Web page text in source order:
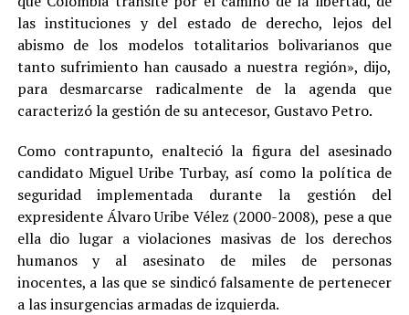
las instituciones y del estado de derecho, lejos del
abismo de los modelos totalitarios bolivarianos que
tanto sufrimiento han causado a nuestra región», dijo,
para desmarcarse radicalmente de la agenda que
caracterizó la gestión de su antecesor, Gustavo Petro.
Como contrapunto, enalteció la figura del asesinado
candidato Miguel Uribe Turbay, así como la política de
seguridad implementada durante la gestión del
expresidente Álvaro Uribe Vélez (2000-2008), pese a que
ella dio lugar a violaciones masivas de los derechos
humanos y al asesinato de miles de personas
inocentes, a las que se sindicó falsamente de pertenecer
a las insurgencias armadas de izquierda.